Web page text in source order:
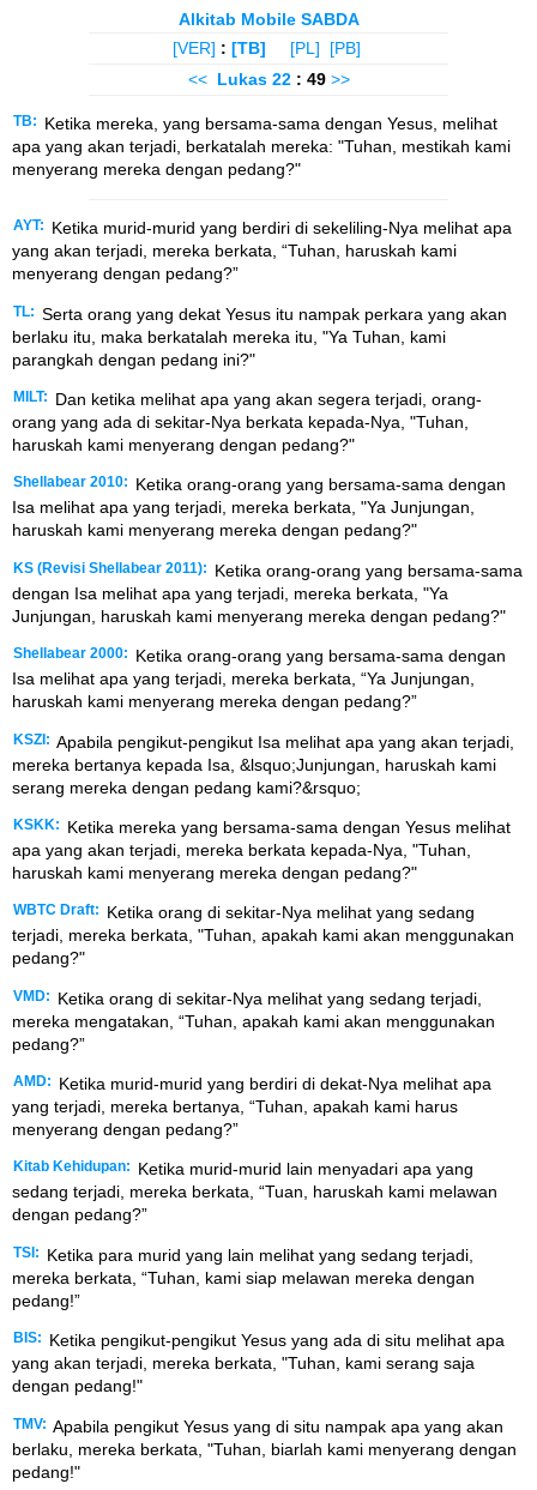
Alkitab Mobile SABDA
[VER] : [TB] [PL]
[PB]
<< Lukas 22 : 49 >>
TB:
Ketika mereka, yang bersama-sama dengan Yesus, melihat
apa yang akan terjadi, berkatalah mereka: "Tuhan, mestikah kami
menyerang mereka dengan pedang?"
AYT:
Ketika murid-murid yang berdiri di sekeliling-Nya melihat apa
yang akan terjadi, mereka berkata, “Tuhan, haruskah kami
menyerang dengan pedang?”
TL: Serta orang yang dekat Yesus itu nampak perkara yang akan
berlaku itu, maka berkatalah mereka itu, "Ya Tuhan, kami
parangkah dengan pedang ini?"
MILT:
Dan ketika melihat apa yang akan segera terjadi, orang-
orang yang ada di sekitar-Nya berkata kepada-Nya, "Tuhan,
haruskah kami menyerang dengan pedang?"
Shellabear 2010:
Ketika orang-orang yang bersama-sama dengan
Isa melihat apa yang terjadi, mereka berkata, "Ya Junjungan,
haruskah kami menyerang mereka dengan pedang?"
KS (Revisi Shellabear 2011):
Ketika orang-orang yang bersama-sama
dengan Isa melihat apa yang terjadi, mereka berkata, "Ya
Junjungan, haruskah kami menyerang mereka dengan pedang?"
Shellabear 2000:
Ketika orang-orang yang bersama-sama dengan
Isa melihat apa yang terjadi, mereka berkata, “Ya Junjungan,
haruskah kami menyerang mereka dengan pedang?”
KSZI: Apabila pengikut-pengikut Isa melihat apa yang akan terjadi,
mereka bertanya kepada Isa, &lsquo;Junjungan, haruskah kami
serang mereka dengan pedang kami?&rsquo;
KSKK:
Ketika mereka yang bersama-sama dengan Yesus melihat
apa yang akan terjadi, mereka berkata kepada-Nya, "Tuhan,
haruskah kami menyerang mereka dengan pedang?"
WBTC Draft:
Ketika orang di sekitar-Nya melihat yang sedang
terjadi, mereka berkata, "Tuhan, apakah kami akan menggunakan
pedang?"
VMD:
Ketika orang di sekitar-Nya melihat yang sedang terjadi,
mereka mengatakan, “Tuhan, apakah kami akan menggunakan
pedang?”
AMD:
Ketika murid-murid yang berdiri di dekat-Nya melihat apa
yang terjadi, mereka bertanya, “Tuhan, apakah kami harus
menyerang dengan pedang?”
Kitab Kehidupan:
Ketika murid-murid lain menyadari apa yang
sedang terjadi, mereka berkata, “Tuan, haruskah kami melawan
dengan pedang?”
TSI:
Ketika para murid yang lain melihat yang sedang terjadi,
mereka berkata, “Tuhan, kami siap melawan mereka dengan
pedang!”
BIS:
Ketika pengikut-pengikut Yesus yang ada di situ melihat apa
yang akan terjadi, mereka berkata, "Tuhan, kami serang saja
dengan pedang!"
TMV: Apabila pengikut Yesus yang di situ nampak apa yang akan
berlaku, mereka berkata, "Tuhan, biarlah kami menyerang dengan
pedang!"